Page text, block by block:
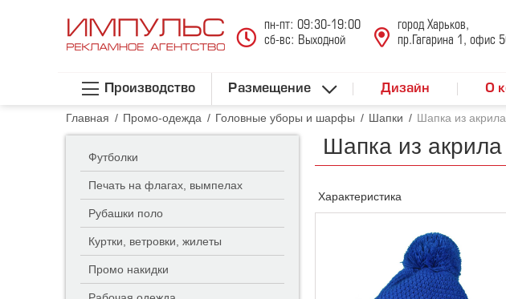
город Харьков,
пр.Гагарина 1, офис
пн-пт: 09:30-19:00
сб-вс: Выходной
Производство Размещение Дизайн О
Главная / Промо-одежда / Головные уборы и шарфы / Шапки / Шапка из
Футболки
Печать на флагах, вымпелах
Рубашки поло
Куртки, ветровки, жилеты
Промо накидки
Шапка из
Характеристика